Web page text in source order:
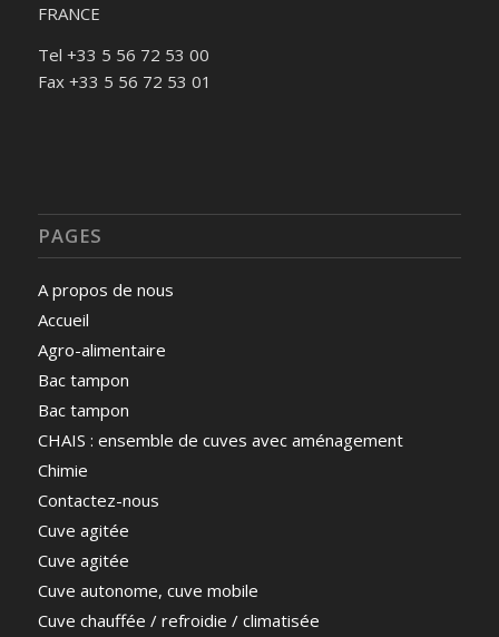
FRANCE
Tel +33 5 56 72 53 00
Fax +33 5 56 72 53 01
PAGES
A propos de nous
Accueil
Agro-alimentaire
Bac tampon
Bac tampon
CHAIS : ensemble de cuves avec aménagement
Chimie
Contactez-nous
Cuve agitée
Cuve agitée
Cuve autonome, cuve mobile
Cuve chauffée / refroidie / climatisée